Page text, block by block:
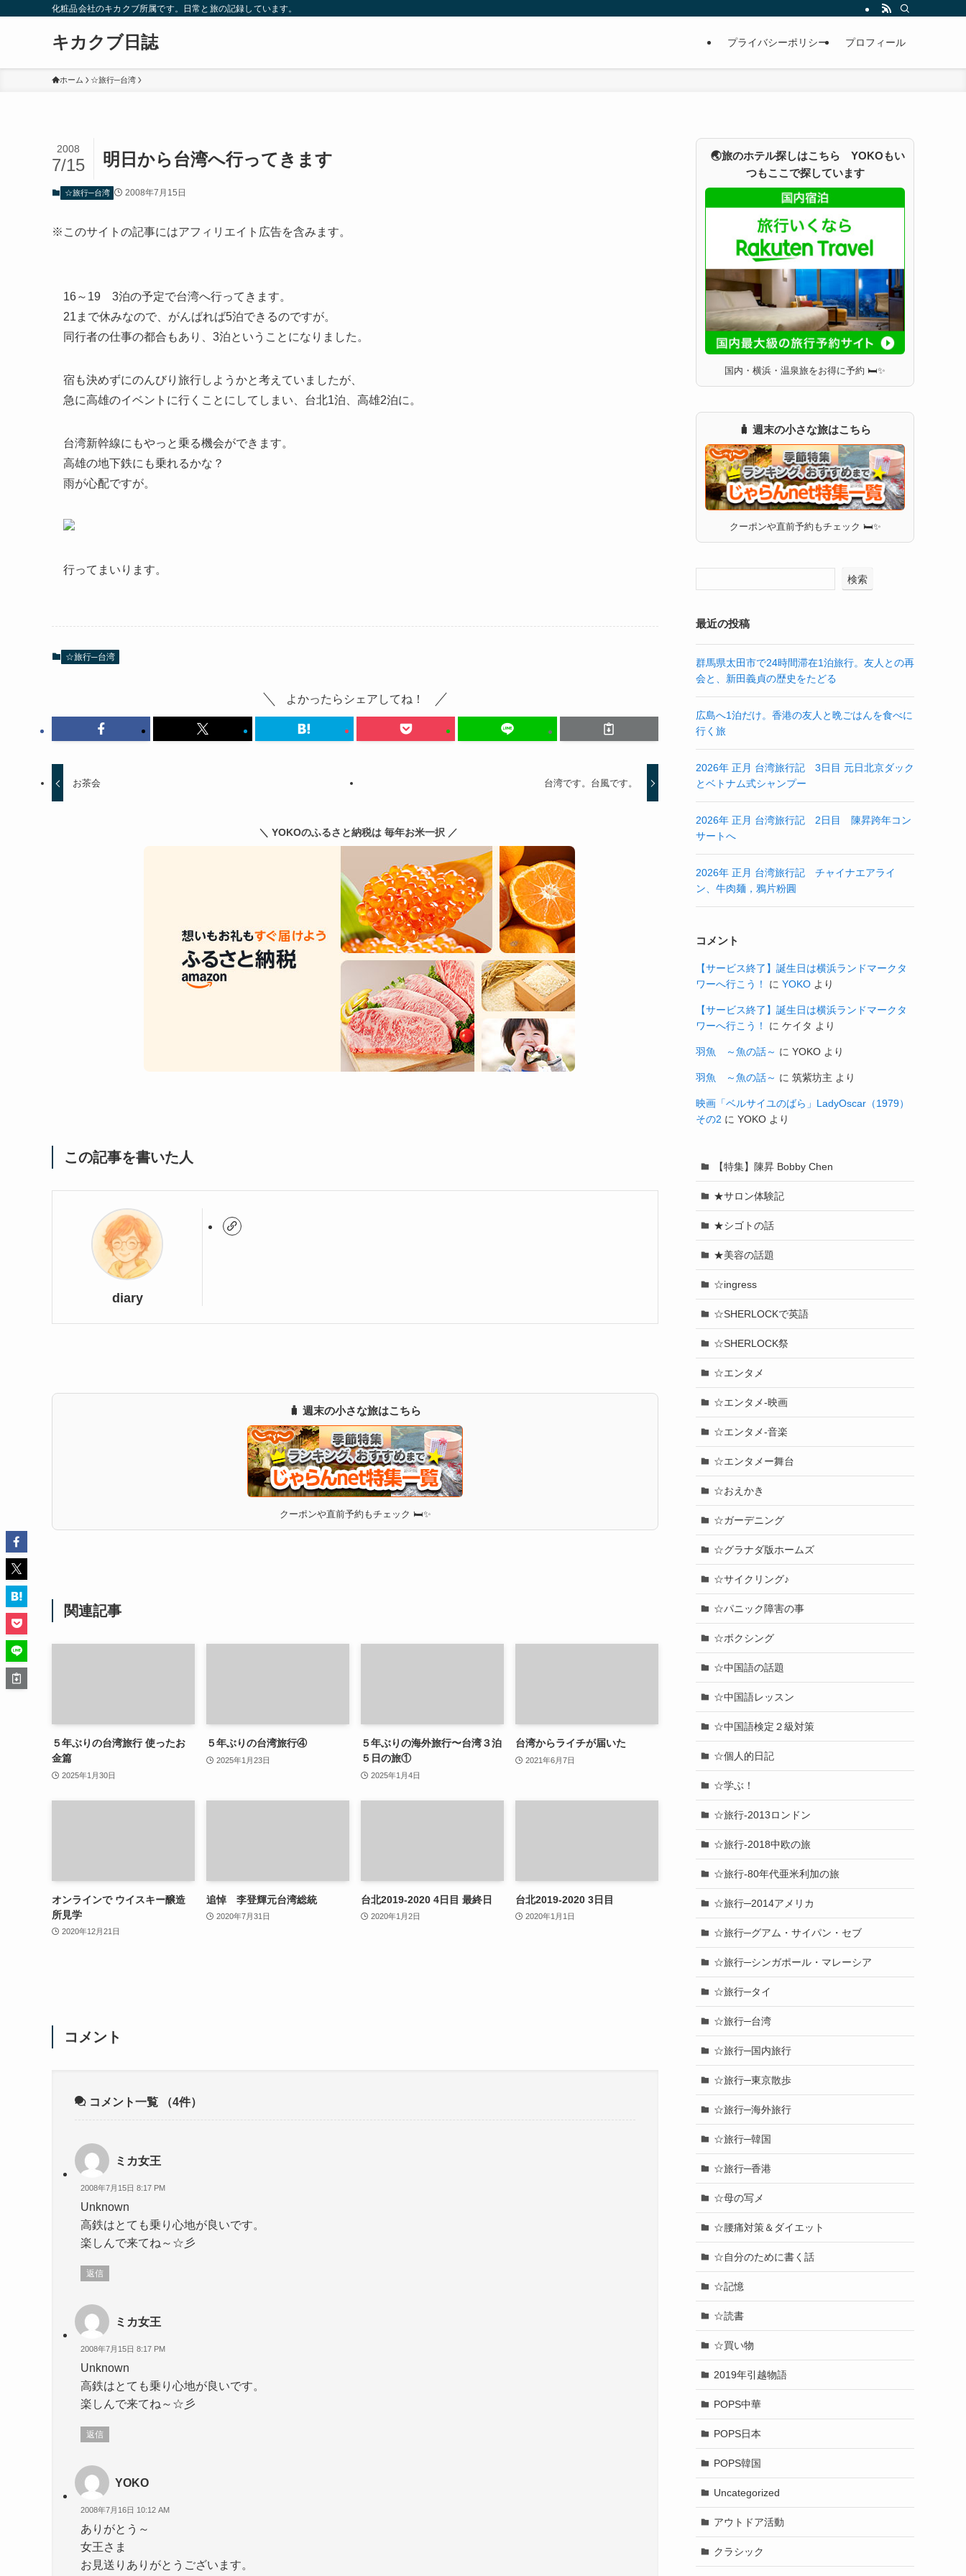
化粧品会社のキカクブ所属です。日常と旅の記録しています。
キカクブ日誌 プライバシーポリシー プロフィール
ホーム ☆旅行─台湾
明日から台湾へ行ってきます
2008
7/15
☆旅行─台湾 2008年7月15日
※このサイトの記事にはアフィリエイト広告を含みます。
16～19 3泊の予定で台湾へ行ってきます。
21まで休みなので、がんばれば5泊できるのですが。
同行者の仕事の都合もあり、3泊ということになりました。
宿も決めずにのんびり旅行しようかと考えていましたが、
急に高雄のイベントに行くことにしてしまい、台北1泊、高雄2泊に。
台湾新幹線にもやっと乗る機会ができます。
高雄の地下鉄にも乗れるかな？
雨が心配ですが。
行ってまいります。
☆旅行─台湾
よかったらシェアしてね！
お茶会 台湾です。台風です。
＼ YOKOのふるさと納税は 毎年お米一択 ／
この記事を書いた人
diary
🧳 週末の小さな旅はこちら
クーポンや直前予約もチェック 🛏✨
関連記事
５年ぶりの台湾旅行 使ったお
金篇
2025年1月30日
５年ぶりの台湾旅行④
2025年1月23日
５年ぶりの海外旅行〜台湾３泊
５日の旅①
2025年1月4日
台湾からライチが届いた
2021年6月7日
オンラインで ウイスキー醸造
所見学
2020年12月21日
追悼 李登輝元台湾総統
2020年7月31日
台北2019-2020 4日目 最終日
2020年1月2日
台北2019-2020 3日目
2020年1月1日
コメント
コメント一覧 （4件）
ミカ女王
2008年7月15日 8:17 PM
Unknown
高鉄はとても乗り心地が良いです。
楽しんで来てね～☆彡
返信
ミカ女王
2008年7月15日 8:17 PM
Unknown
高鉄はとても乗り心地が良いです。
楽しんで来てね～☆彡
返信
YOKO
2008年7月16日 10:12 AM
ありがとう～
女王さま
お見送りありがとうございます。
🌏旅のホテル探しはこちら YOKOもい
つもここで探しています
国内・横浜・温泉旅をお得に予約 🛏✨
🧳 週末の小さな旅はこちら
クーポンや直前予約もチェック 🛏✨
検索
最近の投稿
群馬県太田市で24時間滞在1泊旅行。友人との再
会と、新田義貞の歴史をたどる
広島へ1泊だけ。香港の友人と晩ごはんを食べに
行く旅
2026年 正月 台湾旅行記 3日目 元日北京ダック
とベトナム式シャンプー
2026年 正月 台湾旅行記 2日目 陳昇跨年コン
サートへ
2026年 正月 台湾旅行記 チャイナエアライ
ン、牛肉麺，鴉片粉圓
コメント
【サービス終了】誕生日は横浜ランドマークタ
ワーへ行こう！
に YOKO より
【サービス終了】誕生日は横浜ランドマークタ
ワーへ行こう！
に ケイタ より
羽魚 ～魚の話～ に YOKO より
羽魚 ～魚の話～ に 筑紫坊主 より
映画「ベルサイユのばら」LadyOscar（1979）
その2 に YOKO より
【特集】陳昇 Bobby Chen
★サロン体験記
★シゴトの話
★美容の話題
☆ingress
☆SHERLOCKで英語
☆SHERLOCK祭
☆エンタメ
☆エンタメ-映画
☆エンタメ-音楽
☆エンタメー舞台
☆おえかき
☆ガーデニング
☆グラナダ版ホームズ
☆サイクリング♪
☆パニック障害の事
☆ボクシング
☆中国語の話題
☆中国語レッスン
☆中国語検定２級対策
☆個人的日記
☆学ぶ！
☆旅行-2013ロンドン
☆旅行-2018中欧の旅
☆旅行-80年代亜米利加の旅
☆旅行─2014アメリカ
☆旅行─グアム・サイパン・セブ
☆旅行─シンガポール・マレーシア
☆旅行─タイ
☆旅行─台湾
☆旅行─国内旅行
☆旅行─東京散歩
☆旅行─海外旅行
☆旅行─韓国
☆旅行─香港
☆母の写メ
☆腰痛対策＆ダイエット
☆自分のために書く話
☆記憶
☆読書
☆買い物
2019年引越物語
POPS中華
POPS日本
POPS韓国
Uncategorized
アウトドア活動
クラシック